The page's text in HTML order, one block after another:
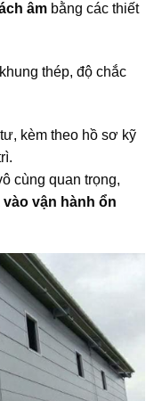
âm bằng các thiết
thép, độ chắc
kèm theo hồ sơ kỹ
cùng quan trọng,
vận hành ổn